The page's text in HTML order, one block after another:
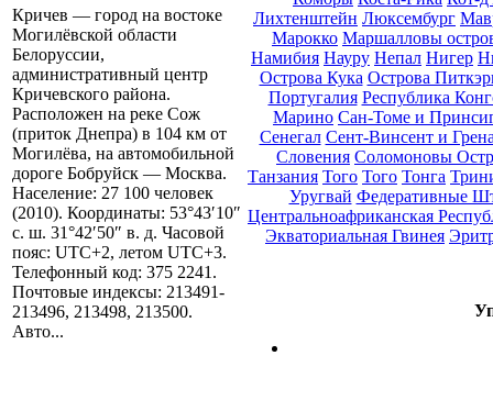
Кричев — город на востоке
Могилёвской области
Белоруссии,
административный центр
Кричевского района.
Расположен на реке Сож
(приток Днепра) в 104 км от
Могилёва, на автомобильной
дороге Бобруйск — Москва.
Население: 27 100 человек
(2010). Координаты: 53°43′10″
с. ш. 31°42′50″ в. д. Часовой
пояс: UTC+2, летом UTC+3.
Телефонный код: 375 2241.
Почтовые индексы: 213491-
213496, 213498, 213500.
Авто...
Лихтенштейн Люксембург
Марокко Маршалловы
Намибия Науру Непал Нигер
Острова Кука Острова
Португалия Республика
Марино Сан-Томе и
Сенегал Сент-Винсент и
Словения Соломоновы
Танзания Того Того Тонга
Уругвай Федеративные
Центральноафриканская
Экваториальная Гвинея